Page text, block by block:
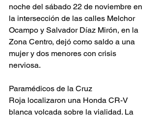
noche del sábado 22 de noviembre en
la intersección de las calles Melchor
Ocampo y Salvador Díaz Mirón, en la
Zona Centro, dejó como saldo a una
mujer y dos menores con crisis
nerviosa.
Paramédicos de la Cruz
Roja localizaron una Honda CR-V
blanca volcada sobre la vialidad. La